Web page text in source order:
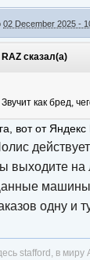
02 December 2025 -
RAZ сказал(а)
Звучит как бред,
вот от
выходите на
машины
одну и
stafford, в миру